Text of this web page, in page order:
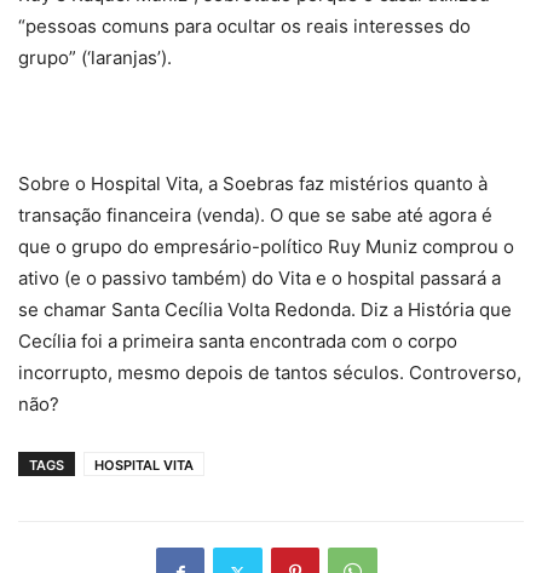
“pessoas comuns para ocultar os reais interesses do
grupo” (‘laranjas’).
Sobre o Hospital Vita, a Soebras faz mistérios quanto à
transação financeira (venda). O que se sabe até agora é
que o grupo do empresário-político Ruy Muniz comprou o
ativo (e o passivo também) do Vita e o hospital passará a
se chamar Santa Cecília Volta Redonda. Diz a História que
Cecília foi a primeira santa encontrada com o corpo
incorrupto, mesmo depois de tantos séculos. Controverso,
não?
TAGS HOSPITAL VITA